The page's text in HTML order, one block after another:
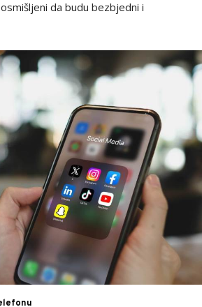
da budu bezbjedni i